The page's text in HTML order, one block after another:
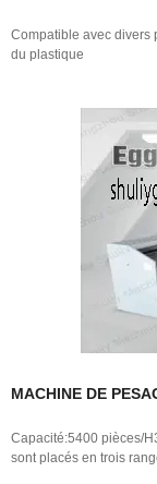
Compatible avec divers
du plastique
MACHINE DE
Capacité:5400 pièces/
sont placés en trois